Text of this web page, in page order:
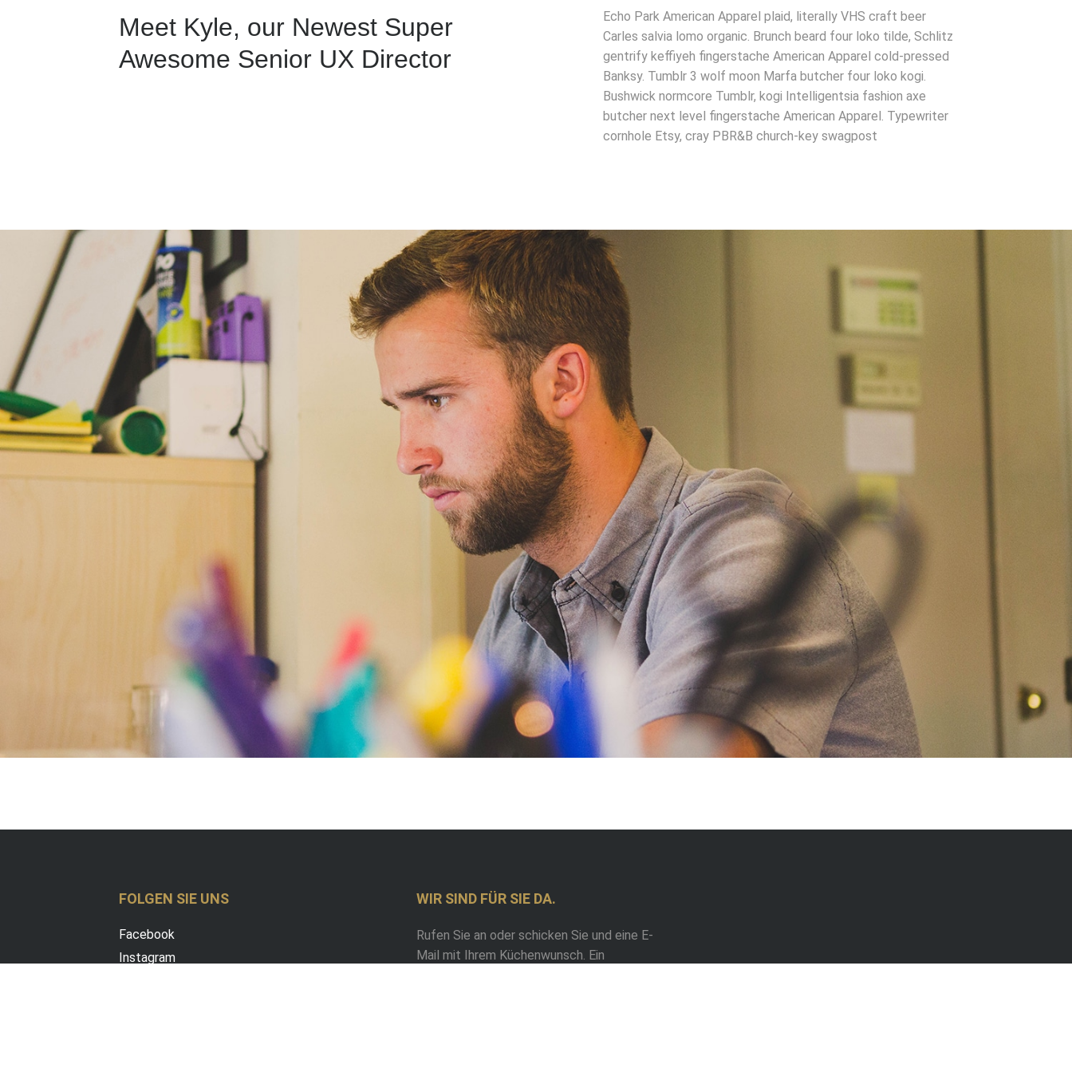
Meet Kyle, our Newest Super
Awesome Senior UX Director
Echo Park American Apparel plaid, literally VHS craft beer
Carles salvia lomo organic. Brunch beard four loko tilde, Schlitz
gentrify keffiyeh fingerstache American Apparel cold-pressed
Banksy. Tumblr 3 wolf moon Marfa butcher four loko kogi.
Bushwick normcore Tumblr, kogi Intelligentsia fashion axe
butcher next level fingerstache American Apparel. Typewriter
cornhole Etsy, cray PBR&B church-key swagpost
FOLGEN SIE UNS
Facebook
Instagram
WIR SIND FÜR SIE DA.
Rufen Sie an oder schicken Sie und eine E-
Mail mit Ihrem Küchenwunsch. Ein